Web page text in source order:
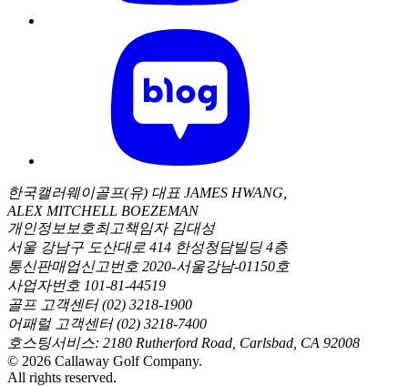
한국캘러웨이골프(유) 대표 JAMES HWANG,
ALEX MITCHELL BOEZEMAN
개인정보보호최고책임자 김대성
서울 강남구 도산대로 414 한성청담빌딩 4층
통신판매업신고번호 2020-서울강남-01150호
사업자번호 101-81-44519
골프 고객센터 (02) 3218-1900
어패럴 고객센터 (02) 3218-7400
호스팅서비스: 2180 Rutherford Road, Carlsbad, CA 92008
© 2026 Callaway Golf Company.
All rights reserved.